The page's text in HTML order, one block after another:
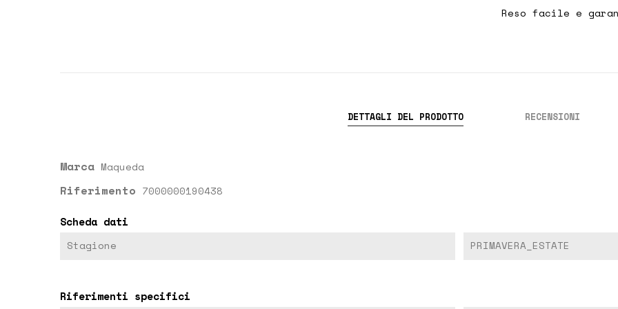
Reso facile e
DETTAGLI DEL PRODOTTO RECENSIONI
Marca Maqueda
Riferimento 7000000190438
Scheda dati
Stagione PRIMAVERA_ESTATE
Riferimenti specifici